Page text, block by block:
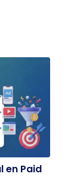
en Paid